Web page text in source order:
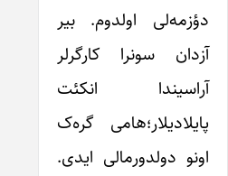
دؤزمه‌لی اولدوم. بیر
آزدان سونرا کارگرلر
آراسیندا انکئت
پایلادیلار؛‌هامی گره‌ک
اونو دولدورمالی ایدی.